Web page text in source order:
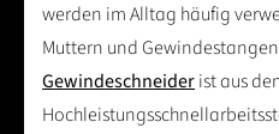
werden im Alltag häufig
Muttern und
Gewindeschneiderist aus